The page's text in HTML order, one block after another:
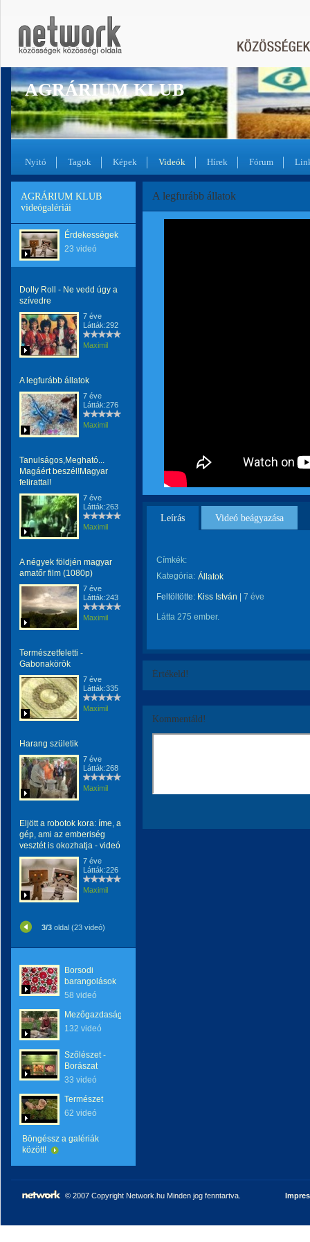
AGRÁRIUM KLUB
Nyitó Tagok Képek Videók Hírek Fórum
AGRÁRIUM KLUB
videógalériái
Érdekességek
23 videó
Dolly Roll - Ne vedd úgy a
szívedre
7 éve
Látták:292
Maximil
A legfurább állatok
7 éve
Látták:276
Maximil
Tanulságos,Megható...
Magáért beszél!Magyar
felirattal!
7 éve
Látták:263
Maximil
A négyek földjén magyar
amatőr film (1080p)
7 éve
Látták:243
Maximil
Természetfeletti -
Gabonakörök
7 éve
Látták:335
Maximil
Harang születik
7 éve
Látták:268
Maximil
Eljött a robotok kora: íme, a
gép, ami az emberiség
vesztét is okozhatja - videó
7 éve
Látták:226
Maximil
3/3 oldal (23 videó)
Borsodi
barangolások
58 videó
Mezőgazdaság
132 videó
Szőlészet -
Borászat
33 videó
Természet
62 videó
Böngéssz a galériák
között!
A legfurább állatok
Leírás Videó beágyazása
Címkék:
Kategória: Állatok
Feltöltötte: Kiss István 7 éve
Látta 275 ember.
Értékeld!
Kommentáld!
© 2007 Copyright Network.hu Minden jog fenntartva.